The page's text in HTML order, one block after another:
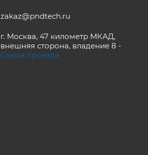
zakaz@pndtech.ru
г. Москва, 47 километр МКАД,
внешняя сторона, владение 8 -
Схема проезда